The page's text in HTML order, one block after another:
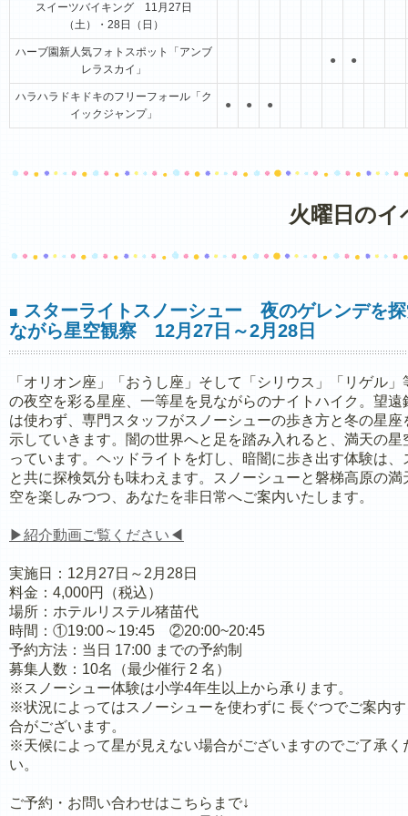
スイーツバイキング 11月27日
（土）・28日（日）
ハーブ園新人気フォトスポット「アンブ
レラスカイ」
● ●
ハラハラドキドキのフリーフォール「ク
イックジャンプ」
● ● ●
火曜日の
■ スターライトスノーシュー 夜のゲレンデを
ながら星空観察 12月27日～2月28日
「オリオン座」「おうし座」そして「シリウス」「リゲル」
の夜空を彩る星座、一等星を見ながらのナイトハイク。望遠
は使わず、専門スタッフがスノーシューの歩き方と冬の星座
示していきます。闇の世界へと足を踏み入れると、満天の星
っています。ヘッドライトを灯し、暗闇に歩き出す体験は、
と共に探検気分も味わえます。スノーシューと磐梯高原の満
空を楽しみつつ、あなたを非日常へご案内いたします。
▶紹介動画ご覧ください◀
実施日：12月27日～2月28日
料金：4,000円（税込）
場所：ホテルリステル猪苗代
時間：①19:00～19:45 ②20:00~20:45
予約方法：当日 17:00 までの予約制
募集人数：10名（最少催行 2 名）
※スノーシュー体験は小学4年生以上から承ります。
※状況によってはスノーシューを使わずに 長ぐつでご案内
合がございます。
※天候によって星が見えない場合がございますのでご了承く
い。
ご予約・お問い合わせはこちらまで↓